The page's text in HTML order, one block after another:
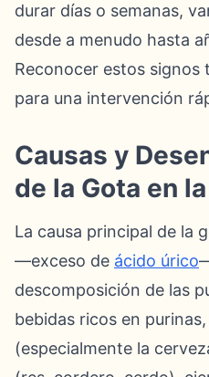
durar días o semanas,
desde a menudo hasta
Reconocer estos signos
para una intervención
Causas y
de la Gota en
La causa principal de la
—exceso de ácido úrico
descomposición de las
bebidas ricos en
(especialmente la